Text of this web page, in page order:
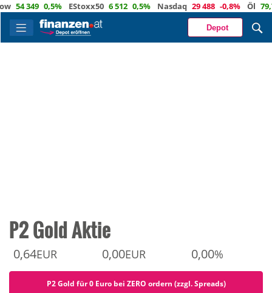
349 0,5% EStoxx50 6 512 0,5% Nasdaq 29 488 -0,8% Öl 79,7
Depot
P2 Gold Aktie
0,64EUR 0,00EUR 0,00%
P2 Gold für 0 Euro bei ZERO ordern (zzgl. Spreads)